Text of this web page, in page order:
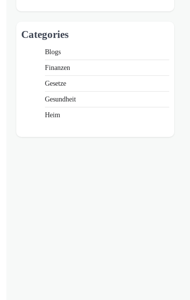
Categories
Blogs
Finanzen
Gesetze
Gesundheit
Heim